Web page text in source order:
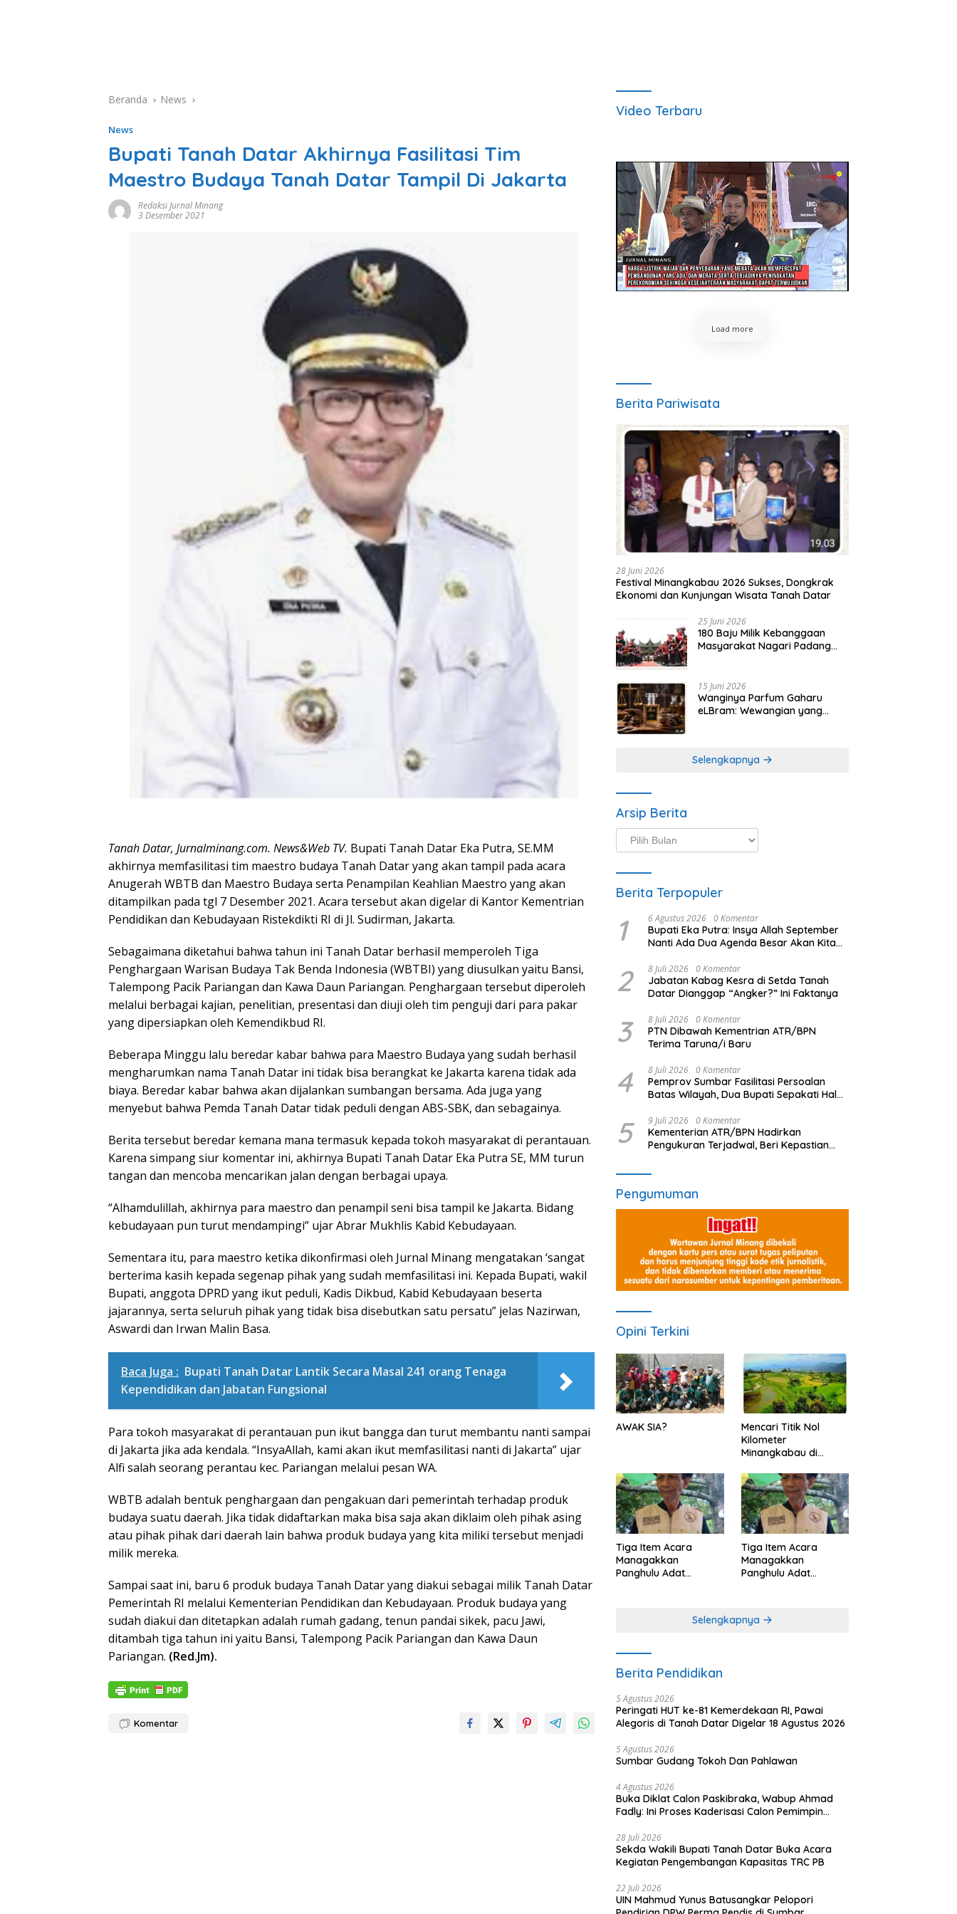
Beranda News
News
Bupati Tanah Datar Akhirnya Fasilitasi Tim
Maestro Budaya Tanah Datar Tampil Di Jakarta
Redaksi Jurnal Minang
3 Desember 2021
Tanah Datar, Jurnalminang.com. News&Web TV. Bupati Tanah Datar Eka Putra, SE.MM
akhirnya memfasilitasi tim maestro budaya Tanah Datar yang akan tampil pada acara
Anugerah WBTB dan Maestro Budaya serta Penampilan Keahlian Maestro yang akan
ditampilkan pada tgl 7 Desember 2021. Acara tersebut akan digelar di Kantor Kementrian
Pendidikan dan Kebudayaan Ristekdikti RI di Jl. Sudirman, Jakarta.
Sebagaimana diketahui bahwa tahun ini Tanah Datar berhasil memperoleh Tiga
Penghargaan Warisan Budaya Tak Benda Indonesia (WBTBI) yang diusulkan yaitu Bansi,
Talempong Pacik Pariangan dan Kawa Daun Pariangan. Penghargaan tersebut diperoleh
melalui berbagai kajian, penelitian, presentasi dan diuji oleh tim penguji dari para pakar
yang dipersiapkan oleh Kemendikbud RI.
Beberapa Minggu lalu beredar kabar bahwa para Maestro Budaya yang sudah berhasil
mengharumkan nama Tanah Datar ini tidak bisa berangkat ke Jakarta karena tidak ada
biaya. Beredar kabar bahwa akan dijalankan sumbangan bersama. Ada juga yang
menyebut bahwa Pemda Tanah Datar tidak peduli dengan ABS-SBK, dan sebagainya.
Berita tersebut beredar kemana mana termasuk kepada tokoh masyarakat di perantauan.
Karena simpang siur komentar ini, akhirnya Bupati Tanah Datar Eka Putra SE, MM turun
tangan dan mencoba mencarikan jalan dengan berbagai upaya.
“Alhamdulillah, akhirnya para maestro dan penampil seni bisa tampil ke Jakarta. Bidang
kebudayaan pun turut mendampingi” ujar Abrar Mukhlis Kabid Kebudayaan.
Sementara itu, para maestro ketika dikonfirmasi oleh Jurnal Minang mengatakan ‘sangat
berterima kasih kepada segenap pihak yang sudah memfasilitasi ini. Kepada Bupati, wakil
Bupati, anggota DPRD yang ikut peduli, Kadis Dikbud, Kabid Kebudayaan beserta
jajarannya, serta seluruh pihak yang tidak bisa disebutkan satu persatu” jelas Nazirwan,
Aswardi dan Irwan Malin Basa.
Baca Juga : Bupati Tanah Datar Lantik Secara Masal 241 orang Tenaga
Kependidikan dan Jabatan Fungsional
Para tokoh masyarakat di perantauan pun ikut bangga dan turut membantu nanti sampai
di Jakarta jika ada kendala. “InsyaAllah, kami akan ikut memfasilitasi nanti di Jakarta” ujar
Alfi salah seorang perantau kec. Pariangan melalui pesan WA.
WBTB adalah bentuk penghargaan dan pengakuan dari pemerintah terhadap produk
budaya suatu daerah. Jika tidak didaftarkan maka bisa saja akan diklaim oleh pihak asing
atau pihak pihak dari daerah lain bahwa produk budaya yang kita miliki tersebut menjadi
milik mereka.
Sampai saat ini, baru 6 produk budaya Tanah Datar yang diakui sebagai milik Tanah Datar
Pemerintah RI melalui Kementerian Pendidikan dan Kebudayaan. Produk budaya yang
sudah diakui dan ditetapkan adalah rumah gadang, tenun pandai sikek, pacu Jawi,
ditambah tiga tahun ini yaitu Bansi, Talempong Pacik Pariangan dan Kawa Daun
Pariangan. (Red.Jm).
Komentar
Video Terbaru
Load more
Berita Pariwisata
28 Juni 2026
Festival Minangkabau 2026 Sukses, Dongkrak
Ekonomi dan Kunjungan Wisata Tanah Datar
25 Juni 2026
180 Baju Milik Kebanggaan
Masyarakat Nagari Padang
Minangkabau
15 Juni 2026
Wanginya Parfum Gaharu
eLBram: Wewangian yang
Selengkapnya
Arsip Berita
Arsip
Berita
Berita Terpopuler
1 6 Agustus 2026 0 Komentar
Bupati Eka Putra: Insya Allah September
Nanti Ada Dua Agenda Besar Akan Kita
2 8 Juli 2026 0 Komentar
Jabatan Kabag Kesra di Setda Tanah
Datar Dianggap “Angker?” Ini Faktanya
3 8 Juli 2026 0 Komentar
PTN Dibawah Kementrian ATR/BPN
Terima Taruna/i Baru
4 8 Juli 2026 0 Komentar
Pemprov Sumbar Fasilitasi Persoalan
Batas Wilayah, Dua Bupati Sepakati Hal
5 9 Juli 2026 0 Komentar
Kementerian ATR/BPN Hadirkan
Pengukuran Terjadwal, Beri Kepastian
Pengumuman
Opini Terkini
AWAK SIA?
Mencari Titik Nol
Kilometer
Minangkabau di
Dimanakah Lokasi
nya?
Tiga Item Acara
Managakkan
Panghulu Adat
Tiga Item Acara
Managakkan
Panghulu Adat
Selengkapnya
Berita Pendidikan
5 Agustus 2026
Peringati HUT ke-81 Kemerdekaan RI, Pawai
Alegoris di Tanah Datar Digelar 18 Agustus 2026
5 Agustus 2026
Sumbar Gudang Tokoh Dan Pahlawan
4 Agustus 2026
Buka Diklat Calon Paskibraka, Wabup Ahmad
Fadly: Ini Proses Kaderisasi Calon Pemimpin
28 Juli 2026
Sekda Wakili Bupati Tanah Datar Buka Acara
Kegiatan Pengembangan Kapasitas TRC PB
22 Juli 2026
UIN Mahmud Yunus Batusangkar Pelopori